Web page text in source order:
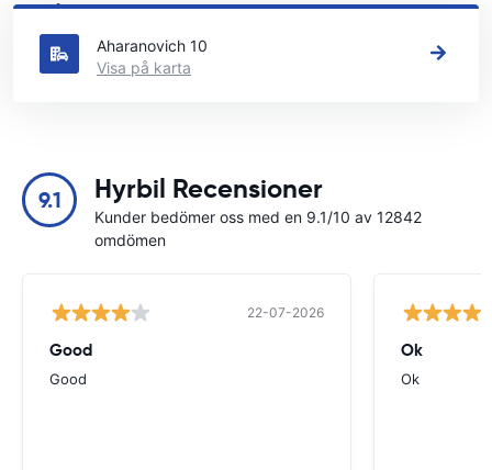
Se våra huvudsakliga biluthyrningsplatser i Bnei Berak
Aharanovich 10
Visa på karta
9.1 Hyrbil Recensioner
Kunder bedömer oss med en 9.1/10 av 12842
omdömen
22-07-2026
Good
Good
Ok
Ok